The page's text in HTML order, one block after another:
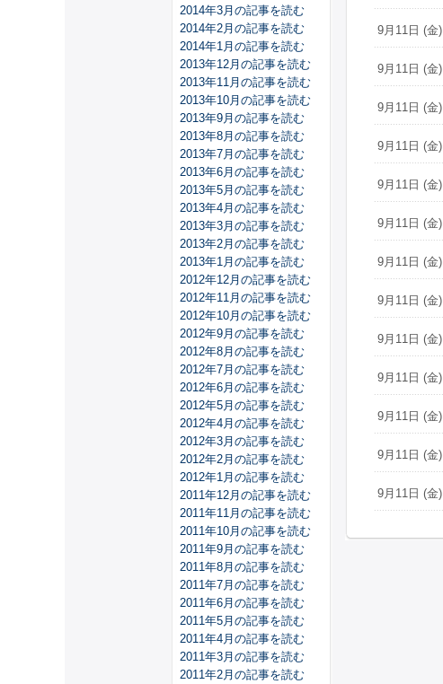
2014年3月の記事を読む
2014年2月の記事を読む
2014年1月の記事を読む
2013年12月の記事を読む
2013年11月の記事を読む
2013年10月の記事を読む
2013年9月の記事を読む
2013年8月の記事を読む
2013年7月の記事を読む
2013年6月の記事を読む
2013年5月の記事を読む
2013年4月の記事を読む
2013年3月の記事を読む
2013年2月の記事を読む
2013年1月の記事を読む
2012年12月の記事を読む
2012年11月の記事を読む
2012年10月の記事を読む
2012年9月の記事を読む
2012年8月の記事を読む
2012年7月の記事を読む
2012年6月の記事を読む
2012年5月の記事を読む
2012年4月の記事を読む
2012年3月の記事を読む
2012年2月の記事を読む
2012年1月の記事を読む
2011年12月の記事を読む
2011年11月の記事を読む
2011年10月の記事を読む
2011年9月の記事を読む
2011年8月の記事を読む
2011年7月の記事を読む
2011年6月の記事を読む
2011年5月の記事を読む
2011年4月の記事を読む
2011年3月の記事を読む
2011年2月の記事を読む
9月11日 (金)
9月11日 (金)
9月11日 (金)
9月11日 (金)
9月11日 (金)
9月11日 (金)
9月11日 (金)
9月11日 (金)
9月11日 (金)
9月11日 (金)
9月11日 (金)
9月11日 (金)
9月11日 (金)